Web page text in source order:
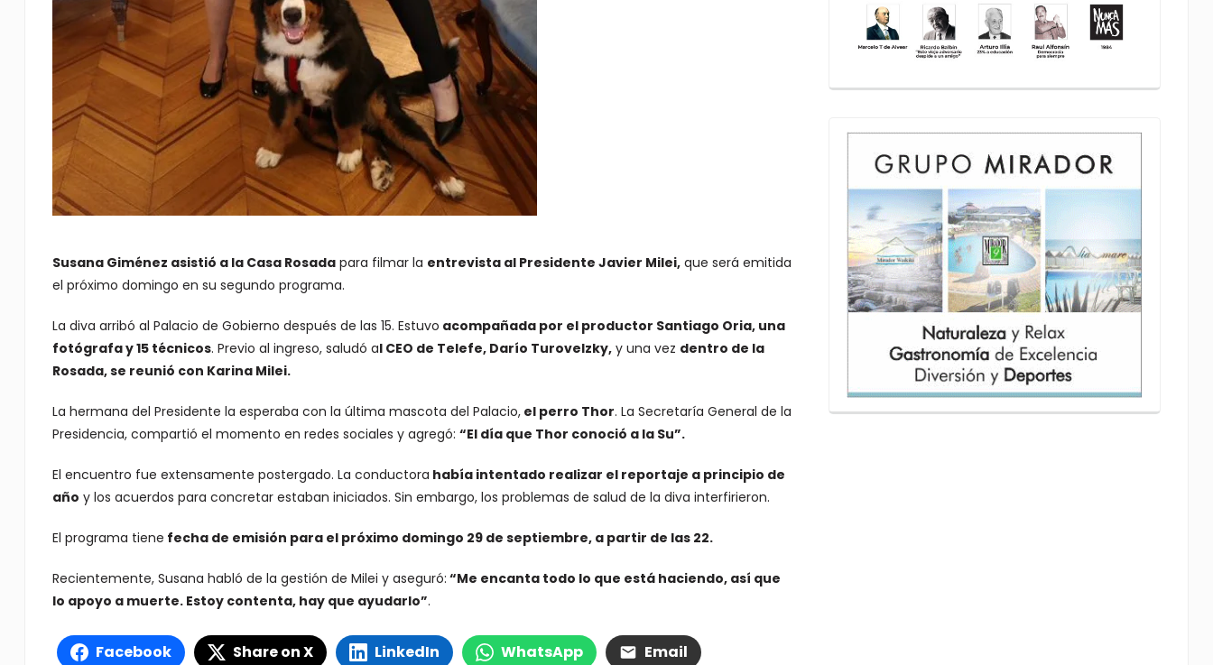
Susana Giménez asistió a la Casa Rosadapara filmar la entrevista al Presidente Javier Milei,que será emitida
el próximo domingo en su segundo programa.
La diva arribó al Palacio de Gobierno después de las 15. Estuvo acompañada por el productor Santiago Oria, una
fotógrafa y 15 técnicos. Previo al ingreso, saludó al CEO de Telefe, Darío Turovelzky,y una vez dentro de la
Rosada, se reunió con Karina Milei.
La hermana del Presidente la esperaba con la última mascota del Palacio,el perro Thor. La Secretaría General de la
Presidencia, compartió el momento en redes sociales y agregó: “El día que Thor conoció a la Su”.
El encuentro fue extensamente postergado. La conductora había intentado realizar el reportaje a principio de
año y los acuerdos para concretar estaban iniciados. Sin embargo, los problemas de salud de la diva interfirieron.
El programa tiene fecha de emisión para el próximo domingo 29 de septiembre, a partir de las 22.
Recientemente, Susana habló de la gestión de Milei y aseguró: “Me encanta todo lo que está haciendo, así que
lo apoyo a muerte. Estoy contenta, hay que ayudarlo”.
Facebook Share on X LinkedIn WhatsApp Email